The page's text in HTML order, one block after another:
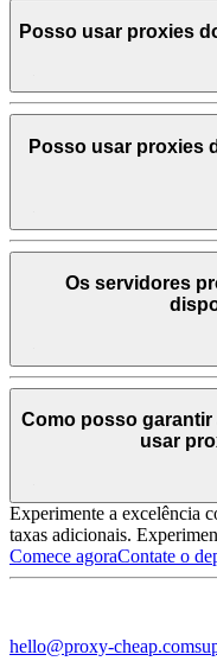
Posso usar proxies
Posso usar proxies
Os servidores
Como posso
usar
Experimente a excelência
taxas adicionais.
Comece agoraContate o
hello@proxy-cheap.com